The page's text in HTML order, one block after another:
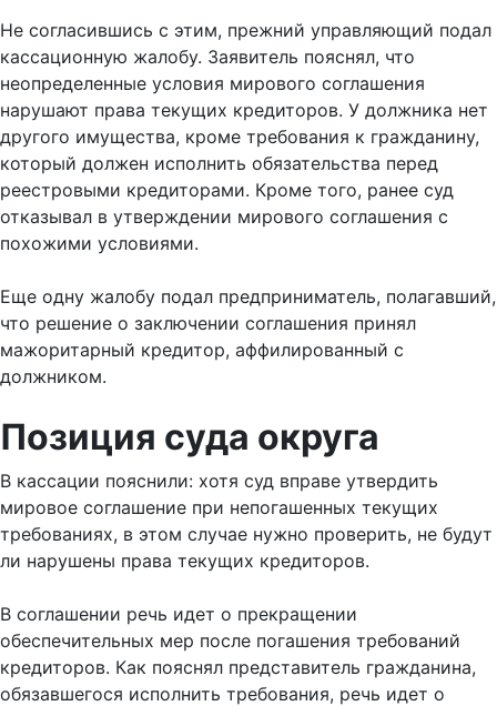
Не согласившись с этим, прежний управляющий подал
кассационную жалобу. Заявитель пояснял, что
неопределенные условия мирового соглашения
нарушают права текущих кредиторов. У должника нет
другого имущества, кроме требования к гражданину,
который должен исполнить обязательства перед
реестровыми кредиторами. Кроме того, ранее суд
отказывал в утверждении мирового соглашения с
похожими условиями.
Еще одну жалобу подал предприниматель, полагавший,
что решение о заключении соглашения принял
мажоритарный кредитор, аффилированный с
должником.
Позиция суда округа
В кассации пояснили: хотя суд вправе утвердить
мировое соглашение при непогашенных текущих
требованиях, в этом случае нужно проверить, не будут
ли нарушены права текущих кредиторов.
В соглашении речь идет о прекращении
обеспечительных мер после погашения требований
кредиторов. Как пояснял представитель гражданина,
обязавшегося исполнить требования, речь идет о